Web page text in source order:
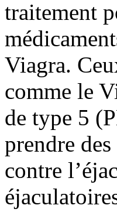
traitement
Viagra.
comme le
de type 5
prendre
contre